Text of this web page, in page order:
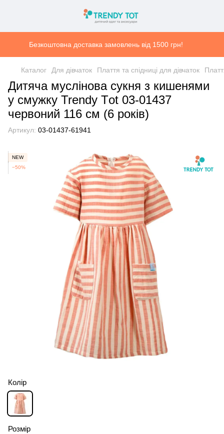
Безкоштовна доставка замовлень від 1500 грн!
Каталог Для дівчаток Плаття та спідниці для дівчаток
Дитяча муслінова сукня з кишенями
у смужку Trendy Тot 03-01437
червоний 116 см (6 років)
Артикул: 03-01437-61941
NEW
−50%
Колір
Розмір